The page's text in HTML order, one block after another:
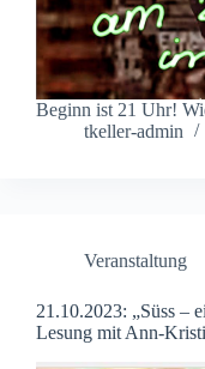
Beginn ist 21 Uhr!
tkeller-admin
Veranstaltung
21.10.2023: „Süss –
Lesung mit Ann-